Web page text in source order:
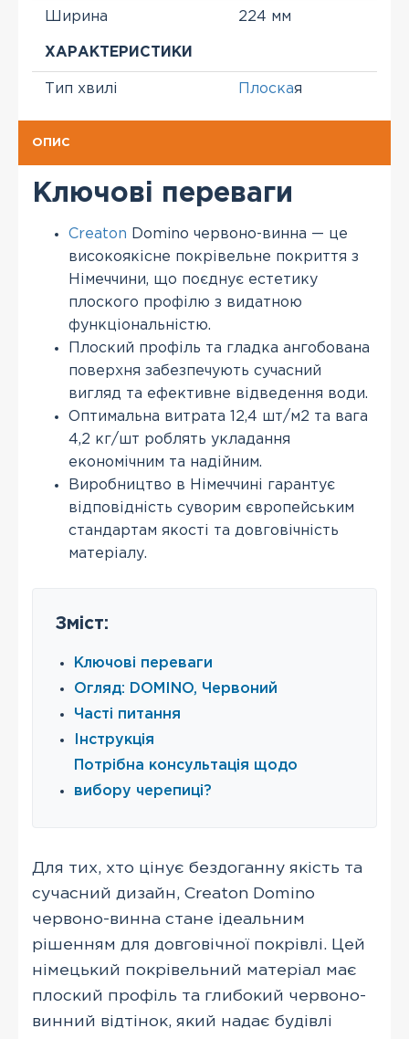
Ширина 224 мм
ХАРАКТЕРИСТИКИ
Тип хвилі Плоская
ОПИС
Ключові переваги
Creaton Domino червоно-винна — це
високоякісне покрівельне покриття з
Німеччини, що поєднує естетику
плоского профілю з видатною
функціональністю.
Плоский профіль та гладка ангобована
поверхня забезпечують сучасний
вигляд та ефективне відведення води.
Оптимальна витрата 12,4 шт/м2 та вага
4,2 кг/шт роблять укладання
економічним та надійним.
Виробництво в Німеччині гарантує
відповідність суворим європейським
стандартам якості та довговічність
матеріалу.
Зміст:
Ключові переваги
Огляд: DOMINO, Червоний
Часті питання
Інструкція
Потрібна консультація щодо
вибору черепиці?
Для тих, хто цінує бездоганну якість та
сучасний дизайн, Creaton Domino
червоно-винна стане ідеальним
рішенням для довговічної покрівлі. Цей
німецький покрівельний матеріал має
плоский профіль та глибокий червоно-
винний відтінок, який надає будівлі